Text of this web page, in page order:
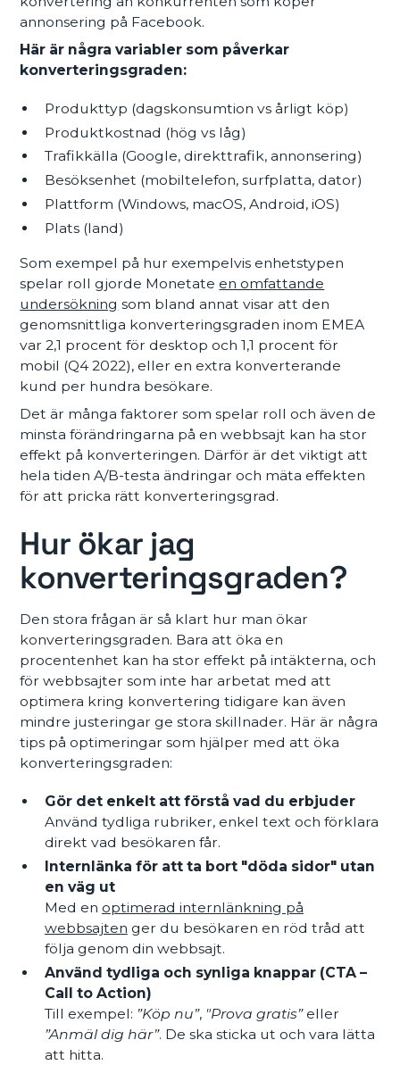
annonsering på Facebook.
Här är några variabler som påverkar
konverteringsgraden:
Produkttyp (dagskonsumtion vs årligt köp)
Produktkostnad (hög vs låg)
Trafikkälla (Google, direkttrafik, annonsering)
Besöksenhet (mobiltelefon, surfplatta, dator)
Plattform (Windows, macOS, Android, iOS)
Plats (land)
Som exempel på hur exempelvis enhetstypen
spelar roll gjorde Monetate en omfattande
undersökning som bland annat visar att den
genomsnittliga konverteringsgraden inom EMEA
var 2,1 procent för desktop och 1,1 procent för
mobil (Q4 2022), eller en extra konverterande
kund per hundra besökare.
Det är många faktorer som spelar roll och även de
minsta förändringarna på en webbsajt kan ha stor
effekt på konverteringen. Därför är det viktigt att
hela tiden A/B-testa ändringar och mäta effekten
för att pricka rätt konverteringsgrad.
Hur ökar jag
konverteringsgraden?
Den stora frågan är så klart hur man ökar
konverteringsgraden. Bara att öka en
procentenhet kan ha stor effekt på intäkterna, och
för webbsajter som inte har arbetat med att
optimera kring konvertering tidigare kan även
mindre justeringar ge stora skillnader. Här är några
tips på optimeringar som hjälper med att öka
konverteringsgraden:
Gör det enkelt att förstå vad du erbjuder
Använd tydliga rubriker, enkel text och förklara
direkt vad besökaren får.
Internlänka för att ta bort "döda sidor" utan
en väg ut
Med en optimerad internlänkning på
webbsajten ger du besökaren en röd tråd att
följa genom din webbsajt.
Använd tydliga och synliga knappar (CTA –
Call to Action)
Till exempel: ”Köp nu”, "Prova gratis”eller
”Anmäl dig här”. De ska sticka ut och vara lätta
att hitta.